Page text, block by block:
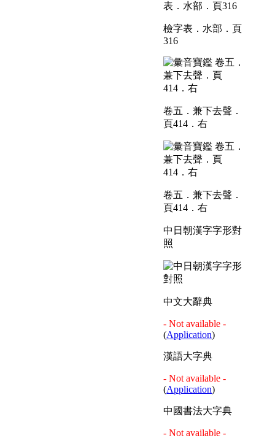
檢字表．水部．頁
316
卷五．兼下去聲．
頁414．右
卷五．兼下去聲．
頁414．右
中日朝漢字字形對
照
中文大辭典
- Not available -
(Application)
漢語大字典
- Not available -
(Application)
中國書法大字典
- Not available -